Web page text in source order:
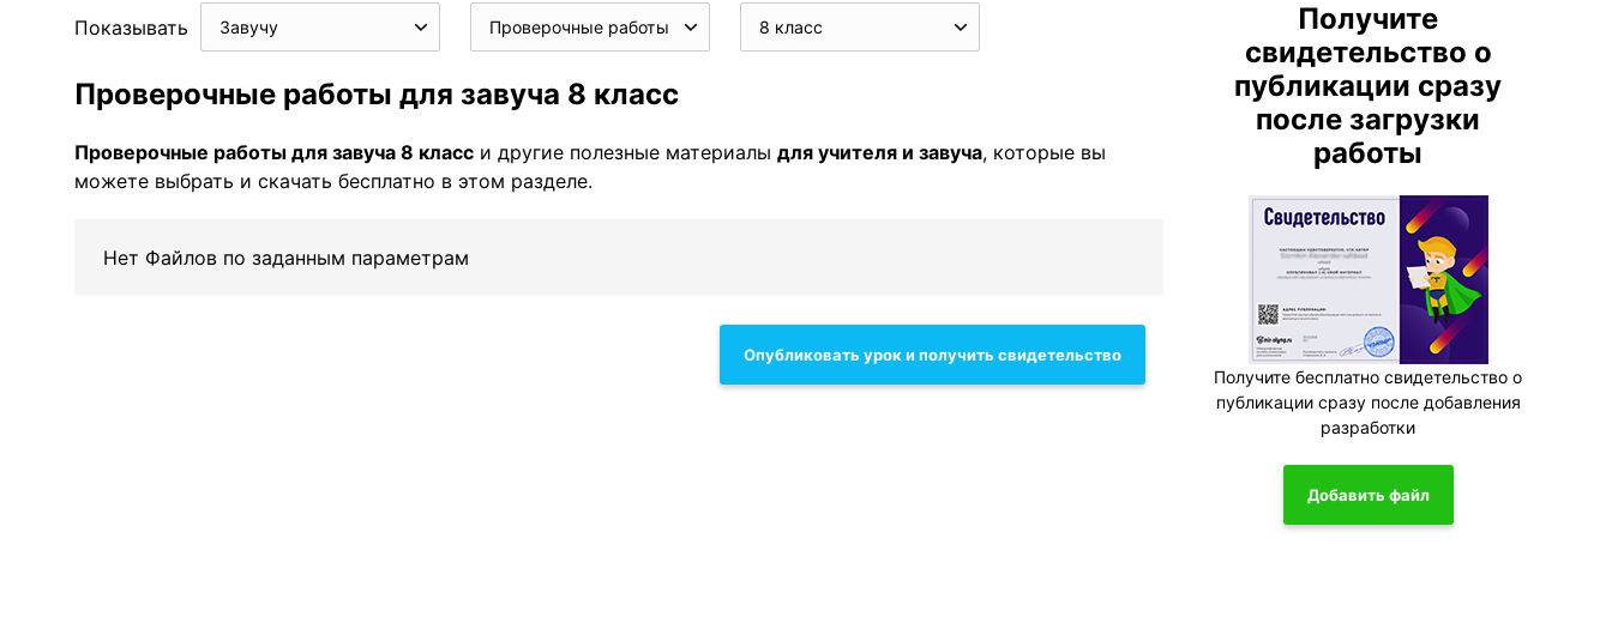
Показывать Завучу Проверочные работы 8 класс
Проверочные работы для завуча 8 класс
Проверочные работы для завуча 8 класс и другие полезные материалы для учителя и завуча, которые вы
можете выбрать и скачать бесплатно в этом разделе.
Нет Файлов по заданным параметрам
Опубликовать урок и получить свидетельство
Получите
свидетельство о
публикации сразу
после загрузки
работы
Получите бесплатно свидетельство о
публикации сразу после добавления
разработки
Добавить файл